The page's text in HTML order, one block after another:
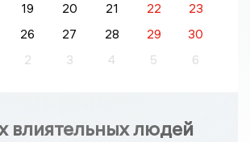
19 20 21 22
23
26 27 28 29
30
2 3 4 5 6
влиятельных людей